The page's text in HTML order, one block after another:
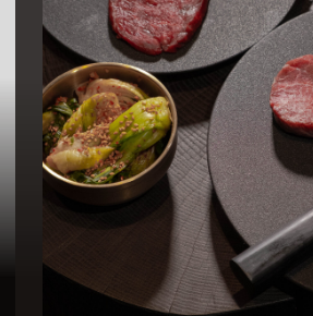
Пространство
с характером
Панорамный ресторан Amba
расположился на 14 этаже МФК
«Бурный». Из окон открывается
роскошный вид на город, а интерьер,
вдохновленный эстетикой коренных
северных племен Приморья, чарует
и расслабляет.